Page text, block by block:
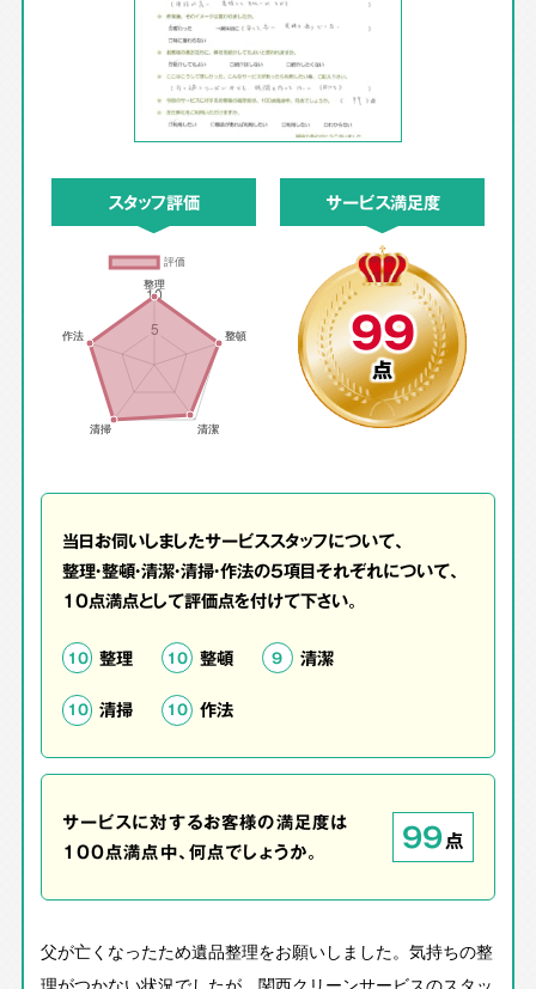
スタッフ評価 サービス満足度
99
点
当日お伺いしましたサービススタッフについて、
整理・整頓・清潔・清掃・作法の5項目それぞれについて、
10点満点として評価点を付けて下さい。
10 整理 10 整頓 9 清潔
10 清掃 10 作法
サービスに対するお客様の満足度は
100点満点中、何点でしょうか。
99点
父が亡くなったため遺品整理をお願いしました。気持ちの整